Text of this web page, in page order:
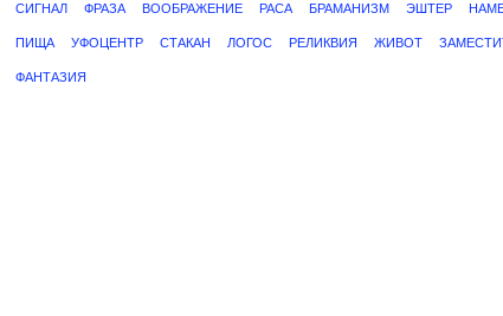
СИГНАЛ ФРАЗА ВООБРАЖЕНИЕ РАСА БРАМАНИЗМ ЭШТЕР
ПИЩА УФОЦЕНТР СТАКАН ЛОГОС РЕЛИКВИЯ ЖИВОТ
ФАНТАЗИЯ